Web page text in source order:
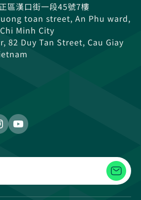
區漢口街一段45號7樓
toan street, An Phu ward,
Minh City
82 Duy Tan Street, Cau Giay